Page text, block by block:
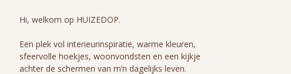
Hi, welkom op HUIZEDOP.
Een plek vol interieurinspiratie, warme kleuren,
sfeervolle hoekjes, woonvondsten en een kijkje
achter de schermen van m’n dagelijks leven.